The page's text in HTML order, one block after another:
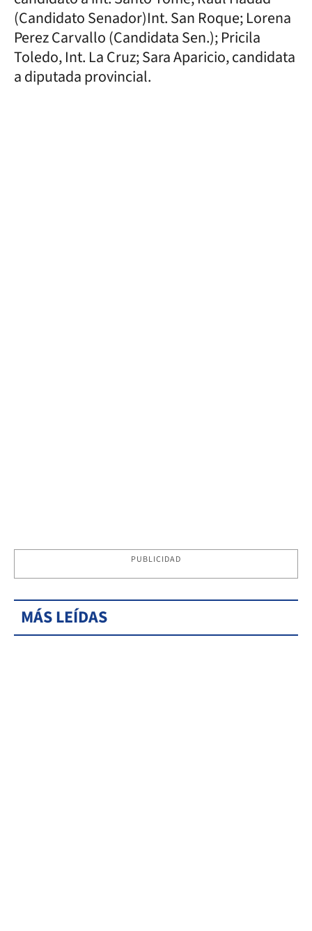
(Candidato Senador)Int. San Roque; Lorena
Perez Carvallo (Candidata Sen.); Pricila
Toledo, Int. La Cruz; Sara Aparicio, candidata
a diputada provincial.
PUBLICIDAD
MÁS LEÍDAS